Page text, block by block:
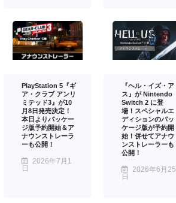
PlayStation 5『ギ
ア・クラブ アンリ
ミテッド3』が10
月8日発売決定！
本日よりパッケー
ジ版予約開始＆ア
ナウンストレーラ
ーも公開！
2026年7月1
日
『ヘル・イズ・ア
ス』が Nintendo
Switch 2 に登
場！スペシャルエ
ディションのパッ
ケージ版が予約開
始！併せてアナウ
ンストレーラーも
公開！
2026年6月25
日